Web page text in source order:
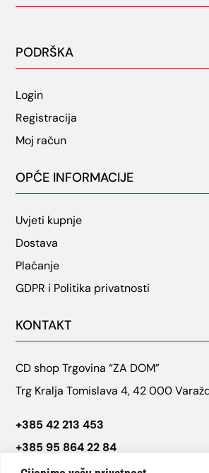
PODRŠKA
Login
Registracija
Moj račun
OPĆE INFORMACIJE
Uvjeti kupnje
Dostava
Plaćanje
GDPR i Politika privatnosti
KONTAKT
CD shop Trgovina “ZA DOM”
Trg Kralja Tomislava 4, 42 000
+385 42 213 453
+385 95 864 22 84
cdshop.varazdin@gmail.com